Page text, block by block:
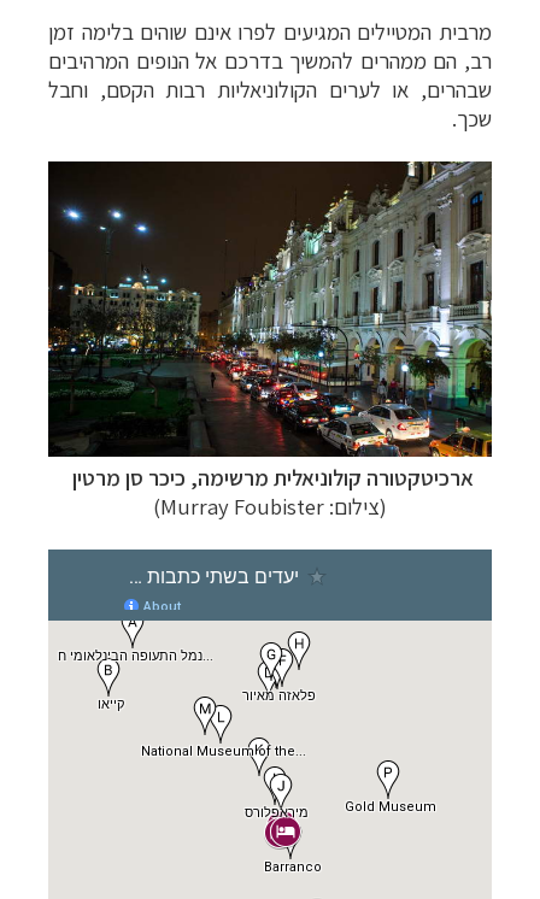
מרבית המטיילים המגיעים לפרו אינם שוהים בלימה זמן
רב, הם ממהרים להמשיך בדרכם אל הנופים המרהיבים
שבהרים, או לערים הקולוניאליות רבות הקסם, וחבל
שכך.
ארכיטקטורה קולוניאלית מרשימה, כיכר סן מרטין
(צילום: Murray Foubister)